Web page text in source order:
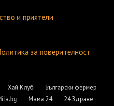
и приятели
за поверителност
Хай Клуб
Български фермер
Мама 24
24 Здраве